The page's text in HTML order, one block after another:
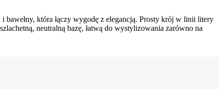
która łączy wygodę z elegancją. Prosty krój w linii litery
neutralną bazę, łatwą do wystylizowania zarówno na